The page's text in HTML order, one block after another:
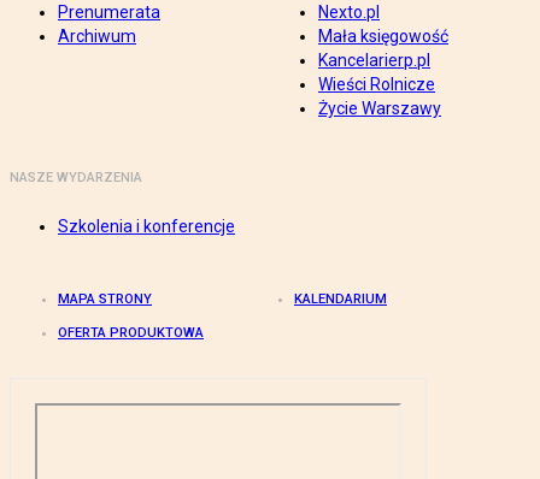
Prenumerata
Archiwum
Nexto.pl
Mała księgowość
Kancelarierp.pl
Wieści Rolnicze
Życie Warszawy
NASZE WYDARZENIA
Szkolenia i konferencje
MAPA STRONY KALENDARIUM
OFERTA PRODUKTOWA